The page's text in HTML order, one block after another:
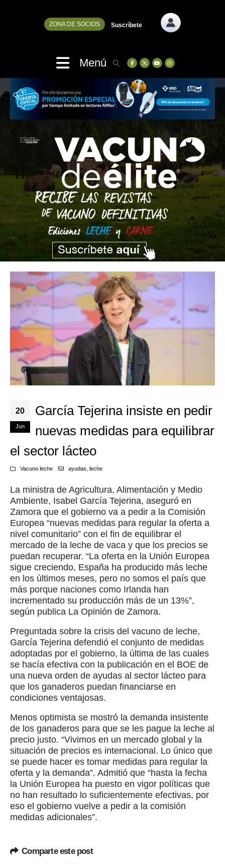
ZONA DE SOCIOS Suscríbete
Menú
20
Jun
García Tejerina insiste en pedir
nuevas medidas para equilibrar
el sector lácteo
Vacuno leche ayudas leche
La ministra de Agricultura, Alimentación y Medio
Ambiente, Isabel García Tejerina, aseguró en
Zamora que el gobierno va a pedir a la Comisión
Europea “nuevas medidas para regular la oferta a
nivel comunitario” con el fin de equilibrar el
mercado de la leche de vaca y que los precios se
puedan recuperar. “La oferta en la Unión Europea
sigue creciendo, España ha producido más leche
en los últimos meses, pero no somos el país que
más porque naciones como Irlanda han
incrementado su producción más de un 13%”,
según publica La Opinión de Zamora.
Preguntada sobre la crisis del vacuno de leche,
García Tejerina defendió el conjunto de medidas
adoptadas por el gobierno, la última de las cuales
se hacía efectiva con la publicación en el BOE de
una nueva orden de ayudas al sector lácteo para
que los ganaderos puedan financiarse en
condiciones ventajosas.
Menos optimista se mostró la demanda insistente
de los ganaderos para que se les pague la leche al
precio justo. “Vivimos en un mercado global y la
situación de precios es internacional. Lo único que
se puede hacer es tomar medidas para regular la
oferta y la demanda”. Admitió que “hasta la fecha
la Unión Europea ha puesto en vigor políticas que
no han resultado lo suficientemente efectivas, por
eso el gobierno vuelve a pedir a la comisión
medidas adicionales”.
Comparte este post